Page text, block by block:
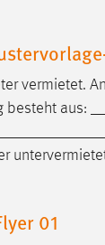
vermietet.
besteht aus:
01